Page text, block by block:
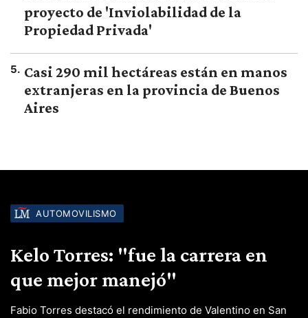
proyecto de 'Inviolabilidad de la
Propiedad Privada'
5. Casi 290 mil hectáreas están en manos
extranjeras en la provincia de Buenos
Aires
AUTOMOVILISMO
Kelo Torres: "fue la carrera en
que mejor manejó"
Fabio Torres destacó el rendimiento de Valentino en San